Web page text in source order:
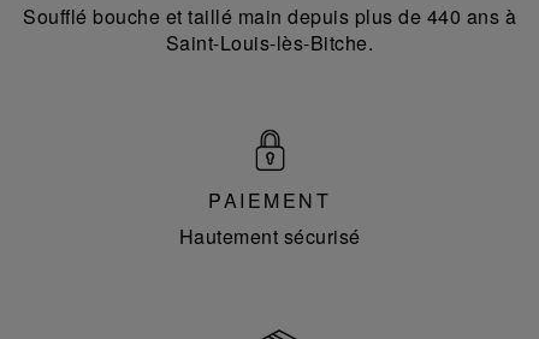
Soufflé bouche et taillé main depuis plus de 440 ans à
Saint-Louis-lès-Bitche.
PAIEMENT
Hautement sécurisé